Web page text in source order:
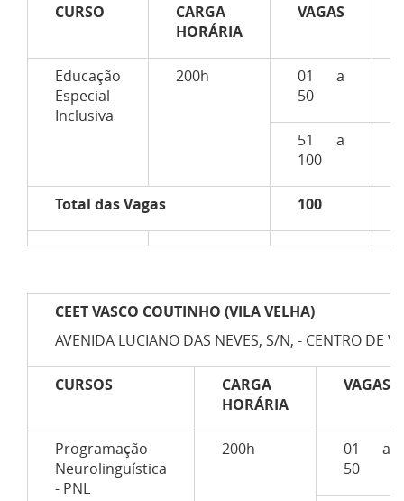
CURSO
CARGA
HORÁRIA
VAGAS
Educação
Especial
Inclusiva
200h
01 a
50
51 a
100
Total das Vagas 100
CEET VASCO COUTINHO (VILA VELHA)
AVENIDA LUCIANO DAS NEVES, S/N, - CENTRO DE
CURSOS
CARGA
HORÁRIA
VAGAS
Programação
Neurolinguística
- PNL
200h
01 a
50